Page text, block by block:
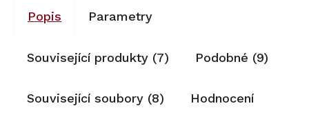
Popis Parametry
Související produkty (7) Podobné (9)
Související soubory (8) Hodnocení